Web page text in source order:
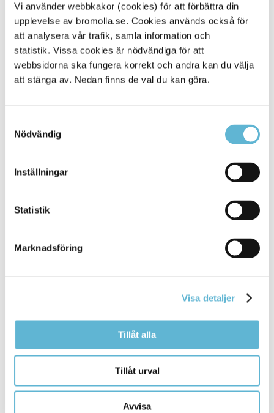
Vi använder webbkakor (cookies) för att förbättra din
upplevelse av bromolla.se. Cookies används också för
att analysera vår trafik, samla information och
statistik. Vissa cookies är nödvändiga för att
webbsidorna ska fungera korrekt och andra kan du välja
att stänga av. Nedan finns de val du kan göra.
Nödvändig
Inställningar
Statistik
Marknadsföring
Visa detaljer
Tillåt alla
Tillåt urval
Avvisa
Alla platser
KONTAKT
Besöksadress
Box 18, 295 21 Bromölla
Fax: 0456-82 22 00